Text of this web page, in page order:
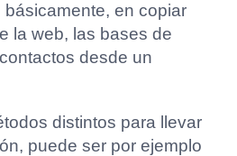
en copiar
la web, las bases de
desde un
distintos para llevar
puede ser por ejemplo